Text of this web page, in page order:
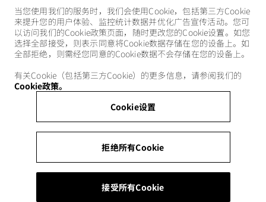
当您使用我们的服务时，我们会使用Cookie，包括第三方Cookie
来提升您的用户体验、监控统计数据并优化广告宣传活动。您可
以访问我们的Cookie政策页面，随时更改您的Cookie设置。如您
选择全部接受，则表示同意将Cookie数据存储在您的设备上。如
全部拒绝，则需经您同意的Cookie数据不会存储在您的设备上。
有关Cookie（包括第三方Cookie）的更多信息，请参阅我们的
Cookie政策。
Cookie设置
拒绝所有Cookie
接受所有Cookie